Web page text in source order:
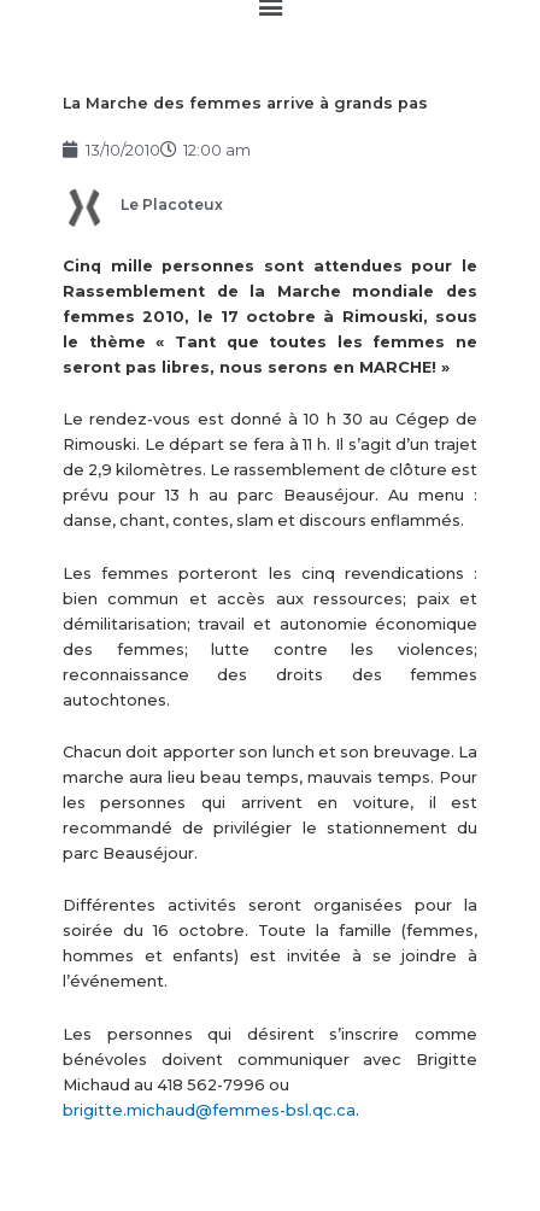
La Marche des femmes arrive à grands pas
13/10/2010 12:00 am
Le Placoteux
Cinq mille personnes sont attendues pour le
Rassemblement de la Marche mondiale des
femmes 2010, le 17 octobre à Rimouski, sous
le thème « Tant que toutes les femmes ne
seront pas libres, nous serons en MARCHE! »
Le rendez-vous est donné à 10 h 30 au Cégep de
Rimouski. Le départ se fera à 11 h. Il s’agit d’un trajet
de 2,9 kilomètres. Le rassemblement de clôture est
prévu pour 13 h au parc Beauséjour. Au menu :
danse, chant, contes, slam et discours enflammés.
Les femmes porteront les cinq revendications :
bien commun et accès aux ressources; paix et
démilitarisation; travail et autonomie économique
des femmes; lutte contre les violences;
reconnaissance des droits des femmes
autochtones.
Chacun doit apporter son lunch et son breuvage. La
marche aura lieu beau temps, mauvais temps. Pour
les personnes qui arrivent en voiture, il est
recommandé de privilégier le stationnement du
parc Beauséjour.
Différentes activités seront organisées pour la
soirée du 16 octobre. Toute la famille (femmes,
hommes et enfants) est invitée à se joindre à
l’événement.
Les personnes qui désirent s’inscrire comme
bénévoles doivent communiquer avec Brigitte
Michaud au 418 562-7996 ou
brigitte.michaud@femmes-bsl.qc.ca.